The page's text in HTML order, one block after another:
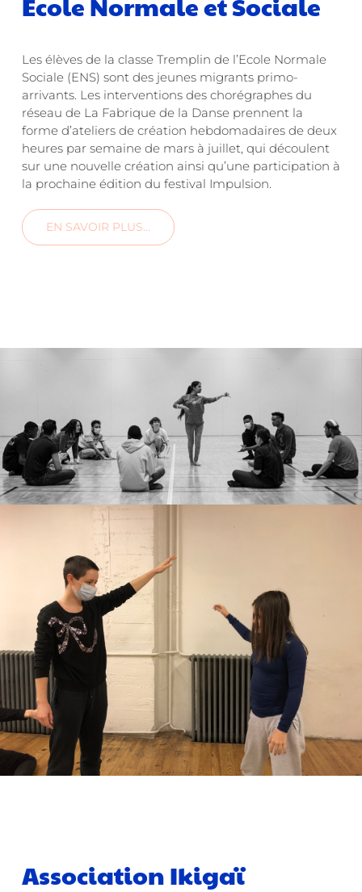
Les élèves de la classe Tremplin de l’Ecole Normale
Sociale (ENS) sont des jeunes migrants primo-
arrivants. Les interventions des chorégraphes du
réseau de La Fabrique de la Danse prennent la
forme d’ateliers de création hebdomadaires de deux
heures par semaine de mars à juillet, qui découlent
sur une nouvelle création ainsi qu’une participation à
la prochaine édition du festival Impulsion.
EN SAVOIR PLUS…
Association Ikigaï